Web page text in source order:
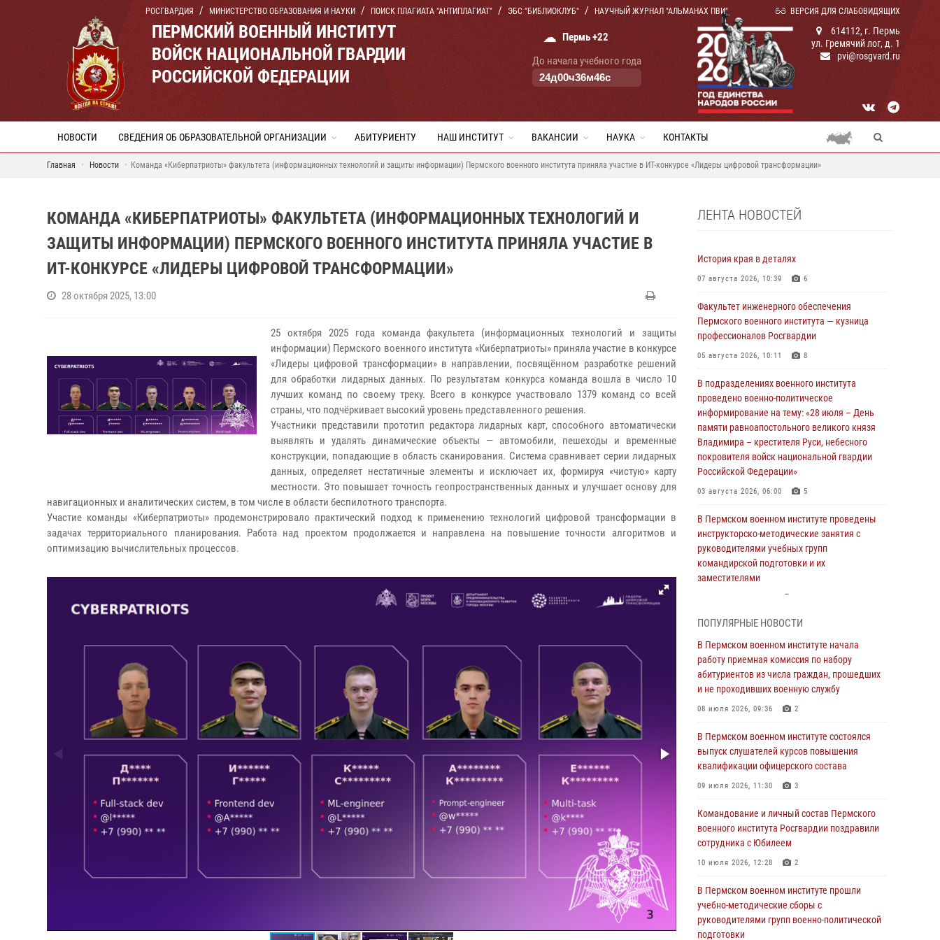
РОСГВАРДИЯ МИНИСТЕРСТВО ОБРАЗОВАНИЯ И НАУКИ ПОИСК ПЛАГИАТА "АНТИПЛАГИАТ" ЭБС "БИБЛИОКЛУБ" НАУЧНЫЙ ЖУРНАЛ "АЛЬМАНАХ ПВИ" ВЕРСИЯ ДЛЯ СЛАБОВИДЯЩИХ
ПЕРМСКИЙ ВОЕННЫЙ ИНСТИТУТ
ВОЙСК НАЦИОНАЛЬНОЙ ГВАРДИИ
РОССИЙСКОЙ ФЕДЕРАЦИИ
☁ Пермь +22
До начала учебного года
24д00ч36м45с
614112, г. Пермь
ул. Гремячий лог, д. 1
pvi@rosgvard.ru
НОВОСТИ СВЕДЕНИЯ ОБ ОБРАЗОВАТЕЛЬНОЙ ОРГАНИЗАЦИИ АБИТУРИЕНТУ НАШ ИНСТИТУТ ВАКАНСИИ НАУКА КОНТАКТЫ
Главная Новости Команда «Киберпатриоты» факультета (информационных технологий и защиты информации) Пермского военного института приняла участие в ИТ-конкурсе «Лидеры цифровой трансформации»
КОМАНДА «КИБЕРПАТРИОТЫ» ФАКУЛЬТЕТА (ИНФОРМАЦИОННЫХ ТЕХНОЛОГИЙ И
ЗАЩИТЫ ИНФОРМАЦИИ) ПЕРМСКОГО ВОЕННОГО ИНСТИТУТА ПРИНЯЛА УЧАСТИЕ В
ИТ-КОНКУРСЕ «ЛИДЕРЫ ЦИФРОВОЙ ТРАНСФОРМАЦИИ»
28 октября 2025, 13:00
25 октября 2025 года команда факультета (информационных технологий и защиты
информации) Пермского военного института «Киберпатриоты» приняла участие в конкурсе
«Лидеры цифровой трансформации» в направлении, посвящённом разработке решений
для обработки лидарных данных. По результатам конкурса команда вошла в число 10
лучших команд по своему треку. Всего в конкурсе участвовало 1379 команд со всей
страны, что подчёркивает высокий уровень представленного решения.
Участники представили прототип редактора лидарных карт, способного автоматически
выявлять и удалять динамические объекты — автомобили, пешеходы и временные
конструкции, попадающие в область сканирования. Система сравнивает серии лидарных
данных, определяет нестатичные элементы и исключает их, формируя «чистую» карту
местности. Это повышает точность геопространственных данных и улучшает основу для
навигационных и аналитических систем, в том числе в области беспилотного транспорта.
Участие команды «Киберпатриоты» продемонстрировало практический подход к применению технологий цифровой трансформации в
задачах территориального планирования. Работа над проектом продолжается и направлена на повышение точности алгоритмов и
оптимизацию вычислительных процессов.
ЛЕНТА НОВОСТЕЙ
История края в деталях
07 августа 2026, 10:39 6
Факультет инженерного обеспечения
Пермского военного института — кузница
профессионалов Росгвардии
05 августа 2026, 10:11 8
В подразделениях военного института
проведено военно-политическое
информирование на тему: «28 июля – День
памяти равноапостольного великого князя
Владимира – крестителя Руси, небесного
покровителя войск национальной гвардии
Российской Федерации»
03 августа 2026, 06:00 5
В Пермском военном институте проведены
инструкторско-методические занятия с
руководителями учебных групп
командирской подготовки и их
заместителями
В Пермском военном институте прошли
учебно-методические сборы с
руководителями групп военно-политической
подготовки
23 июля 2026, 12:00 12
тактики служебно-боевого применения войск
национальной гвардии Российской
Федерации проводится выставка,
Командование и личный состав Пермского
военного института Росгвардии поздравили
В Пермском военном институте состоялся
ПОПУЛЯРНЫЕ НОВОСТИ
В Пермском военном институте начала
работу приемная комиссия по набору
абитуриентов из числа граждан, прошедших
и не проходивших военную службу
08 июля 2026, 09:36 2
В Пермском военном институте состоялся
выпуск слушателей курсов повышения
квалификации офицерского состава
09 июля 2026, 11:30 3
Командование и личный состав Пермского
военного института Росгвардии поздравили
сотрудника с Юбилеем
10 июля 2026, 12:28 2
В Пермском военном институте прошли
учебно-методические сборы с
руководителями групп военно-политической
подготовки